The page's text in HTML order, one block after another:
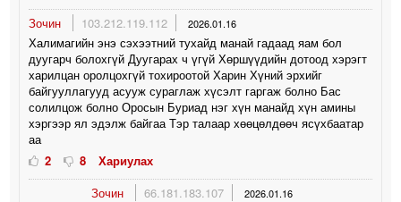
Зочин
103.212.119.112 2026.01.16
Халимагийн энэ сэхээтний тухайд манай гадаад яам бол
дуугарч болохгүй Дуугарах ч үгүй Хөршүүдийн дотоод хэрэгт
харилцан оролцохгүй тохироотой Харин Хүний эрхийг
байгууллагууд асууж сураглаж хүсэлт гаргаж болно Бас
солилцож болно Оросын Буриад нэг хүн манайд хүн амины
хэргээр ял эдэлж байгаа Тэр талаар хөөцөлдөөч ясүхбаатар
аа
2
8
Хариулах
Зочин
66.181.183.107 2026.01.16